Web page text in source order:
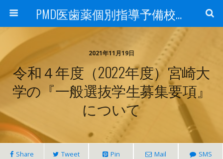
PMD医歯薬個別指導予備校鹿児島校ブログ
2021年11月19日
令和４年度（2022年度）宮崎大
学の『一般選抜学生募集要項』
について
Share Tweet Pin Mail SMS